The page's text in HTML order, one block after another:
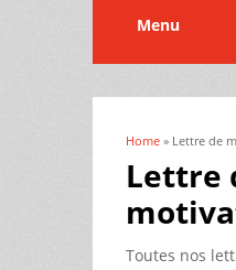
Menu
You are here
Home » Lettre de
Lettre
Toutes nos